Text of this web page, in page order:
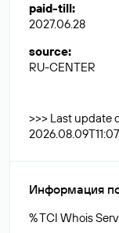
paid-till:
2027.06.28
source:
RU-CENTER
>>> Last update
Информация
% TCI Whois